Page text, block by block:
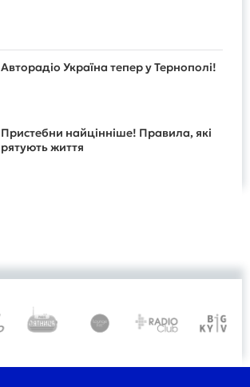
Авторадіо Україна тепер у Тернополі!
Пристебни найцінніше! Правила, які
рятують життя